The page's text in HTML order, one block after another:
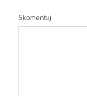
Skomentuj